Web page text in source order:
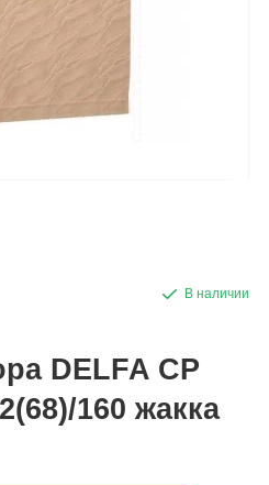
DELFA СР
160 жакка